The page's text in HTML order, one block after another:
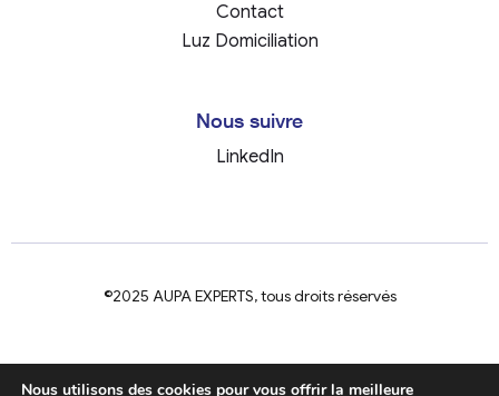
Contact
Luz Domiciliation
Nous suivre
LinkedIn
©2025 AUPA EXPERTS, tous droits réservés
Nous utilisons des cookies pour vous offrir la meilleure